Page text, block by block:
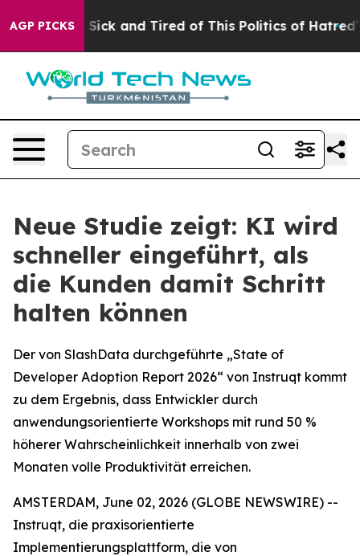
AGP PICKS
Are Sick and Tired of This Politics of Hatred” The
Neue Studie zeigt: KI wird
schneller eingeführt, als
die Kunden damit Schritt
halten können
Der von SlashData durchgeführte „State of
Developer Adoption Report 2026“ von Instruqt kommt
zu dem Ergebnis, dass Entwickler durch
anwendungsorientierte Workshops mit rund 50 %
höherer Wahrscheinlichkeit innerhalb von zwei
Monaten volle Produktivität erreichen.
AMSTERDAM, June 02, 2026 (GLOBE NEWSWIRE) --
Instruqt, die praxisorientierte
Implementierungsplattform, die von